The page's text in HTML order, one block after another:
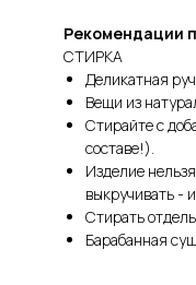
Рекомендации
СТИРКА
Деликатная
Вещи из
Стирайте с
составе!).
Изделие
выкручивать -
Стирать
Барабанная